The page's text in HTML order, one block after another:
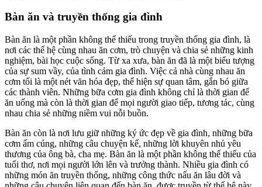
Bàn ăn và truyền thống gia đình
Bàn ăn là một phần không thể thiếu trong truyền thống gia đình, là
nơi các thế hệ cùng nhau ăn cơm, trò chuyện và chia sẻ những kinh
nghiệm, bài học cuộc sống. Từ xa xưa, bàn ăn đã là một biểu tượng
của sự sum vầy, của tình cảm gia đình. Việc cả nhà cùng nhau ăn
cơm tối là một nét văn hóa đẹp, thể hiện sự quan tâm, gắn bó giữa
các thành viên. Những bữa cơm gia đình không chỉ là thời gian để
ăn uống mà còn là thời gian để mọi người giao tiếp, tương tác, cùng
nhau chia sẻ những niềm vui nỗi buồn.
Bàn ăn còn là nơi lưu giữ những ký ức đẹp về gia đình, những bữa
cơm ấm cúng, những câu chuyện kể, những lời khuyên nhủ yêu
thương của ông bà, cha mẹ. Bàn ăn là một phần không thể thiếu của
tuổi thơ, nơi mọi người lớn lên và trưởng thành. Nhiều gia đình có
những món ăn truyền thống, những công thức nấu ăn lâu đời và